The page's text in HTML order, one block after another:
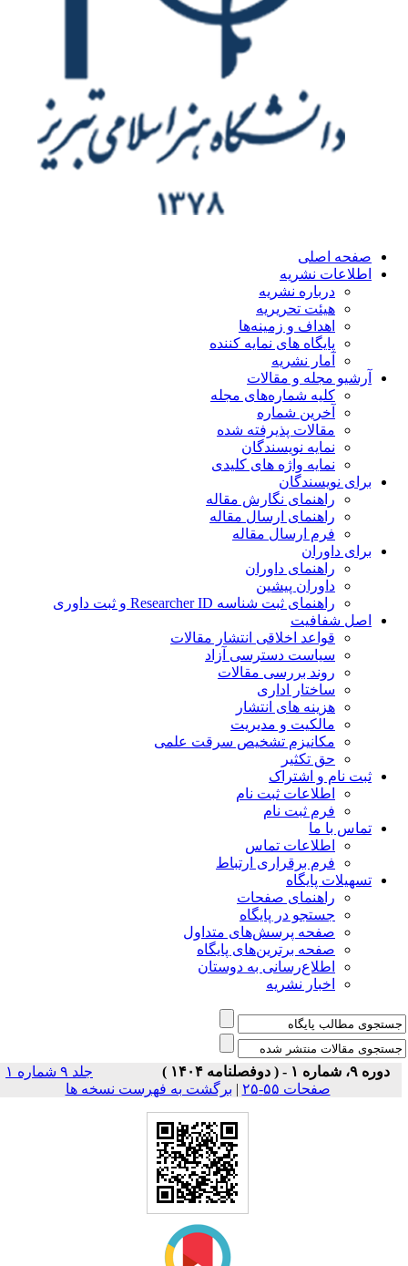
اصلی
نشریه
درباره نشریه
هیئت تحریریه
اهداف و زمینه‌ها
پایگاه های نمایه کننده
آمار نشریه
مجله و مقالات
کلیه شماره‌های مجله
آخرین شماره
مقالات پذیرفته شده
نمایه نویسندگان
نمایه واژه های کلیدی
نویسندگان
راهنمای نگارش مقاله
راهنمای ارسال مقاله
فرم ارسال مقاله
داوران
راهنمای داوران
داوران پیشین
راهنمای ثبت شناسه Researcher ID و ثبت داوری
شفافیت
قواعد اخلاقی انتشار مقالات
سیاست دسترسی آزاد
روند بررسی مقالات
ساختار اداری
هزینه های انتشار
مالکیت و مدیریت
ﻣﮑﺎﻧﯿﺰم ﺗﺸﺨﯿﺺ ﺳﺮﻗﺖ ﻋﻠﻤﯽ
حق تکثیر
نام و اشتراک
اطلاعات ثبت نام
فرم ثبت نام
با ما
اطلاعات تماس
فرم برقراری ارتباط
پایگاه
راهنمای صفحات
جستجو در پایگاه
صفحه پرسش‌های متداول
صفحه برترین‌های پایگاه
اطلاع‌رسانی به دوستان
اخبار نشریه
جلد ۹ شماره ۱
|برگشت به فهرست نسخه ها